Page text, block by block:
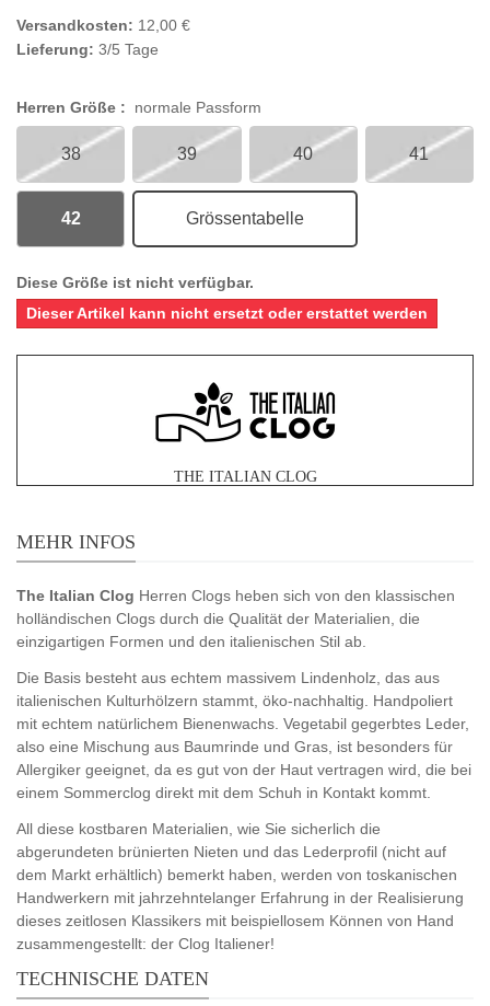
Versandkosten: 12,00 €
Lieferung: 3/5 Tage
Herren Größe : normale Passform
38 39 40 41
42 Grössentabelle
Diese Größe ist nicht verfügbar.
Dieser Artikel kann nicht ersetzt oder erstattet werden
THE ITALIAN CLOG
MEHR INFOS
The Italian Clog Herren Clogs heben sich von den klassischen
holländischen Clogs durch die Qualität der Materialien, die
einzigartigen Formen und den italienischen Stil ab.
Die Basis besteht aus echtem massivem Lindenholz, das aus
italienischen Kulturhölzern stammt, öko-nachhaltig. Handpoliert
mit echtem natürlichem Bienenwachs. Vegetabil gegerbtes Leder,
also eine Mischung aus Baumrinde und Gras, ist besonders für
Allergiker geeignet, da es gut von der Haut vertragen wird, die bei
einem Sommerclog direkt mit dem Schuh in Kontakt kommt.
All diese kostbaren Materialien, wie Sie sicherlich die
abgerundeten brünierten Nieten und das Lederprofil (nicht auf
dem Markt erhältlich) bemerkt haben, werden von toskanischen
Handwerkern mit jahrzehntelanger Erfahrung in der Realisierung
dieses zeitlosen Klassikers mit beispiellosem Können von Hand
zusammengestellt: der Clog Italiener!
TECHNISCHE DATEN